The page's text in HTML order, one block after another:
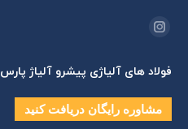
مارا در اینجا پیدا کنید:
اینستاگرام
opens
in
new
فولاد های آلیاژی پیشرو آلیاژ پارس
مشاوره رایگان دریافت کنید